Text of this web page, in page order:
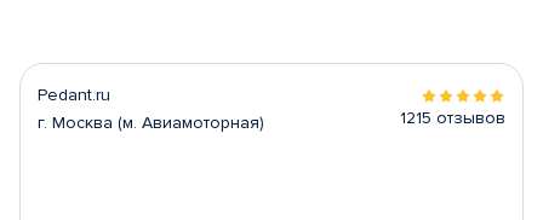
Pedant.ru
г. Москва (м. Авиамоторная)
1215 отзывов